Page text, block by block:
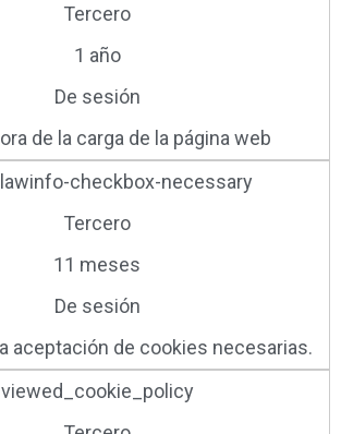
Tercero
1 año
De sesión
de la carga de la página web
checkbox-necessary
Tercero
11 meses
De sesión
aceptación de cookies necesarias.
viewed_cookie_policy